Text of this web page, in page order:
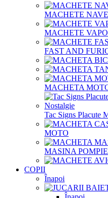
MACHETE
MACHETE
FAST AND
MACHETA
Tac Signs Placute
MOTO
MASINA
COPII
Înapoi